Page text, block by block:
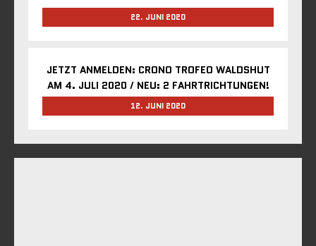
22. JUNI 2020
JETZT ANMELDEN: CRONO TROFEO WALDSHUT
AM 4. JULI 2020 / NEU: 2 FAHRTRICHTUNGEN!
12. JUNI 2020